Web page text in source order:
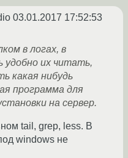
03.01.2017 17:52:53
в логах, в
удобно их читать,
какая нибудь
программа для
на сервер.
tail, grep, less. В
windows не